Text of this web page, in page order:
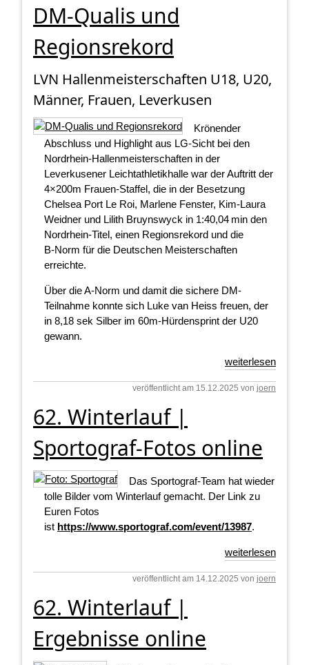
DM-Qualis und
Regionsrekord
LVN Hallenmeisterschaften U18, U20,
Männer, Frauen, Leverkusen
Krönender
Abschluss und Highlight aus LG-Sicht bei den
Nordrhein-Hallenmeisterschaften in der
Leverkusener Leichtathletikhalle war der Auftritt der
4×200m Frauen-Staffel, die in der Besetzung
Chelsea Port Le Roi, Marlene Fenster, Kim-Laura
Weidner und Lilith Bruynswyck in 1:40,04 min den
Nordrhein‑Titel, einen Regionsrekord und die
B‑Norm für die Deutschen Meisterschaften
erreichte.
Über die A-Norm und damit die sichere DM-
Teilnahme konnte sich Luke van Heiss freuen, der
in 8,18 sek Silber im 60m-Hürdensprint der U20
gewann.
weiterlesen
veröffentlicht am 15.12.2025 von joern
62. Winterlauf |
Sportograf-Fotos online
Das Sportograf-Team hat wieder
tolle Bilder vom Winterlauf gemacht. Der Link zu
Euren Fotos
ist https://www.sportograf.com/event/13987.
weiterlesen
veröffentlicht am 14.12.2025 von joern
62. Winterlauf |
Ergebnisse online